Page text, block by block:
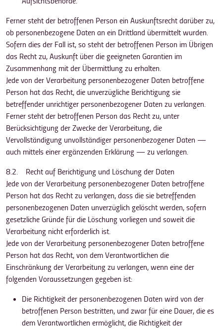
Ferner steht der betroffenen Person ein Auskunftsrecht darüber zu,
ob personenbezogene Daten an ein Drittland übermittelt wurden.
Sofern dies der Fall ist, so steht der betroffenen Person im Übrigen
das Recht zu, Auskunft über die geeigneten Garantien im
Zusammenhang mit der Übermittlung zu erhalten.
Jede von der Verarbeitung personenbezogener Daten betroffene
Person hat das Recht, die unverzügliche Berichtigung sie
betreffender unrichtiger personenbezogener Daten zu verlangen.
Ferner steht der betroffenen Person das Recht zu, unter
Berücksichtigung der Zwecke der Verarbeitung, die
Vervollständigung unvollständiger personenbezogener Daten —
auch mittels einer ergänzenden Erklärung — zu verlangen.
8.2. Recht auf Berichtigung und Löschung der Daten
Jede von der Verarbeitung personenbezogener Daten betroffene
Person hat das Recht zu verlangen, dass die sie betreffenden
personenbezogenen Daten unverzüglich gelöscht werden, sofern
gesetzliche Gründe für die Löschung vorliegen und soweit die
Verarbeitung nicht erforderlich ist.
Jede von der Verarbeitung personenbezogener Daten betroffene
Person hat das Recht, von dem Verantwortlichen die
Einschränkung der Verarbeitung zu verlangen, wenn eine der
folgenden Voraussetzungen gegeben ist:
Die Richtigkeit der personenbezogenen Daten wird von der
betroffenen Person bestritten, und zwar für eine Dauer, die es
dem Verantwortlichen ermöglicht, die Richtigkeit der